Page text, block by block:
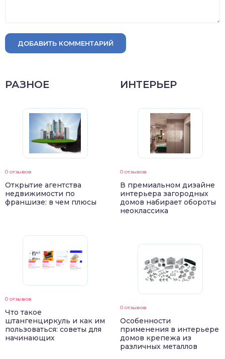
ДОБАВИТЬ КОММЕНТАРИЙ
РАЗНОЕ
0 отзывов
Открытие агентства
недвижимости по
франшизе: в чем плюсы
0 отзывов
Что такое
штангенциркуль и как им
пользоваться: советы для
начинающих
ИНТЕРЬЕР
0 отзывов
В премиальном дизайне
интерьера загородных
домов набирает обороты
неоклассика
0 отзывов
Особенности
применения в интерьере
домов крепежа из
различных металлов